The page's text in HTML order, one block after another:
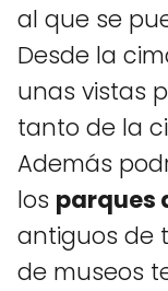
al que se
Desde la
unas vistas
tanto de la
Además
los parques
antiguos de
de museos